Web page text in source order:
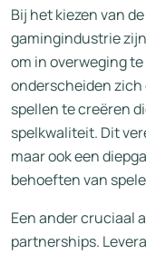
Bij het kiezen van
gamingindustrie
om in overweging
onderscheiden
spellen te creëren
spelkwaliteit. Dit
maar ook een
behoeften van
Een ander cruciaal
partnerships.